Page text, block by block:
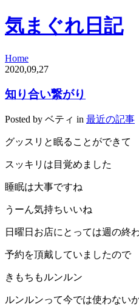
気まぐれ日記
Home
2020,09,27
知り合い繋がり
Posted by ベティ in 最近の記事
グッスリと眠ることができて
スッキリは目覚めました
睡眠は大事ですね
うーん気持ちいいね
日曜日お店にとっては週の終
予約を頂戴していましたので
きもちもルンルン
ルンルンって今では使わない